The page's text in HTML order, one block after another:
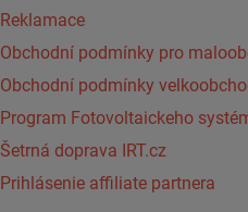
Reklamace
Obchodní podmínky pro
Obchodní podmínky
Program Fotovoltaickeho
Šetrná doprava IRT.cz
Prihlásenie affiliate partnera